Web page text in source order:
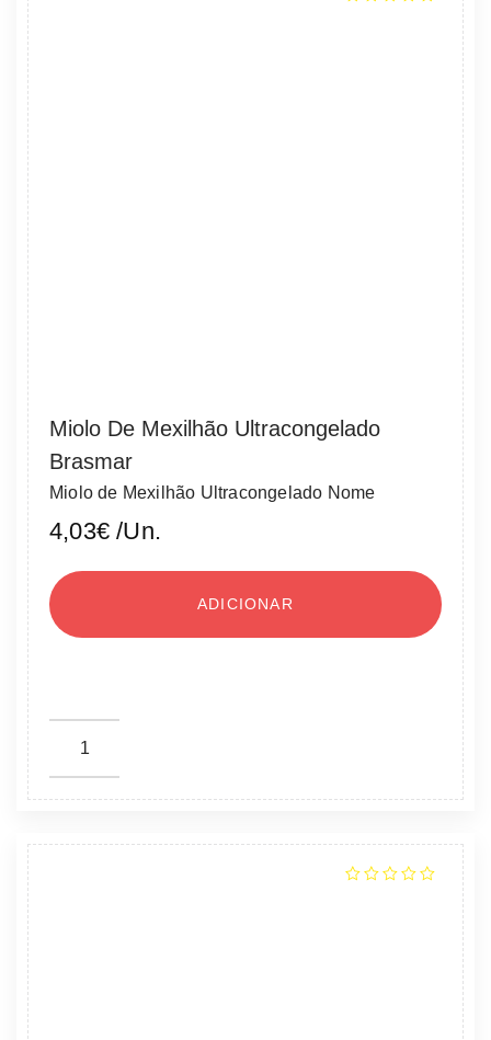
Miolo De Mexilhão Ultracongelado
Brasmar
Miolo de Mexilhão Ultracongelado Nome
4,03€ /Un.
ADICIONAR